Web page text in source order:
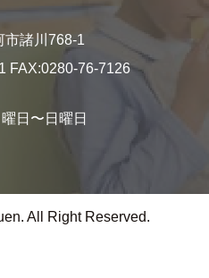
市諸川768-1
FAX:0280-76-7126
日〜日曜日
All Right Reserved.